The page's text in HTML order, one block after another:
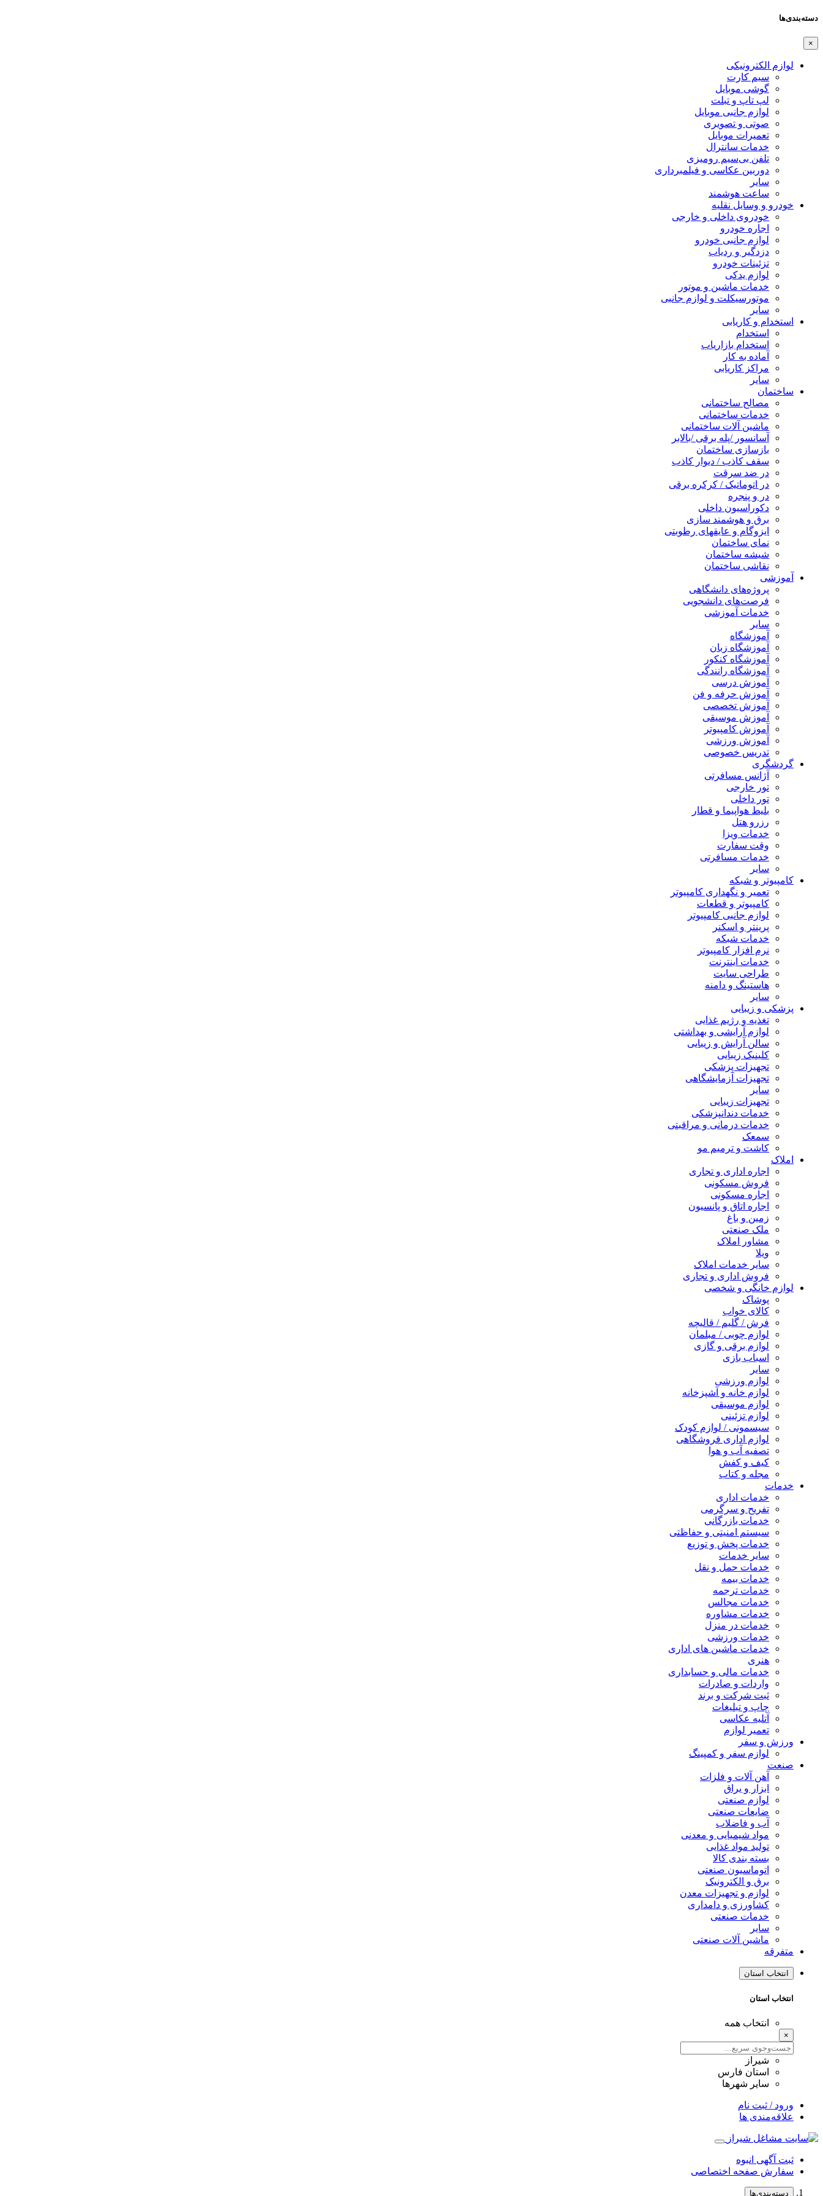
دسته‌بندی‌ها
×
لوازم الکترونیکی
سیم کارت
گوشی موبایل
لپ تاپ و تبلت
لوازم جانبی موبایل
صوتی و تصویری
تعمیرات موبایل
خدمات سانترال
تلفن بی‌سیم رومیزی
دوربین عکاسی و فیلمبرداری
سایر
ساعت هوشمند
خودرو و وسایل نقلیه
خودروی داخلی و خارجی
اجاره خودرو
لوازم جانبی خودرو
دزدگیر و ردیاب
تزئینات خودرو
لوازم یدکی
خدمات ماشین و موتور
موتورسیکلت و لوازم جانبی
سایر
استخدام و کاریابی
استخدام
استخدام بازاریاب
آماده به کار
مراکز کاریابی
سایر
ساختمان
مصالح ساختمانی
خدمات ساختمانی
ماشین آلات ساختمانی
آسانسور /پله برقی /بالابر
بازسازی ساختمان
سقف کاذب / دیوار کاذب
در ضد سرقت
در اتوماتیک / کرکره برقی
در و پنجره
دکوراسیون داخلی
برق و هوشمند سازی
ایزوگام و عایقهای رطوبتی
نمای ساختمان
شیشه ساختمان
نقاشی ساختمان
آموزشی
پروژه‌های دانشگاهی
فرصت‌های دانشجویی
خدمات آموزشی
سایر
آموزشگاه
آموزشگاه زبان
آموزشگاه کنکور
آموزشگاه رانندگی
آموزش درسی
آموزش حرفه و فن
آموزش تخصصی
آموزش موسیقی
آموزش کامپیوتر
آموزش ورزشی
تدریس خصوصی
گردشگری
آژانس مسافرتی
تور خارجی
تور داخلی
بلیط هواپیما و قطار
رزرو هتل
خدمات ویزا
وقت سفارت
خدمات مسافرتی
سایر
کامپیوتر و شبکه
تعمیر و نگهداری کامپیوتر
کامپیوتر و قطعات
لوازم جانبی کامپیوتر
پرینتر و اسکنر
خدمات شبکه
نرم افزار کامپیوتر
خدمات اینترنت
طراحی سایت
هاستینگ و دامنه
سایر
پزشکی و زیبایی
تغذیه و رژیم غذایی
لوازم آرایشی و بهداشتی
سالن آرایش و زیبایی
کلینیک زیبایی
تجهیزات پزشکی
تجهیزات آزمایشگاهی
سایر
تجهیزات زیبایی
خدمات دندانپزشکی
خدمات درمانی و مراقبتی
سمعک
کاشت و ترمیم مو
املاک
اجاره اداری و تجاری
فروش مسکونی
اجاره مسکونی
اجاره اتاق و پانسیون
زمین و باغ
ملک صنعتی
مشاور املاک
ویلا
سایر خدمات املاک
فروش اداری و تجاری
لوازم خانگی و شخصی
پوشاک
کالای خواب
فرش / گلیم / قالیچه
لوازم چوبی / مبلمان
لوازم برقی و گازی
اسباب بازی
سایر
لوازم ورزشی
لوازم خانه و آشپزخانه
لوازم موسیقی
لوازم تزئینی
سیسمونی / لوازم کودک
لوازم اداری فروشگاهی
تصفیه آب و هوا
کیف و کفش
مجله و کتاب
خدمات
خدمات اداری
تفریح و سرگرمی
خدمات بازرگانی
سیستم امنیتی و حفاظتی
خدمات پخش و توزیع
سایر خدمات
خدمات حمل و نقل
خدمات بیمه
خدمات ترجمه
خدمات مجالس
خدمات مشاوره
خدمات در منزل
خدمات ورزشی
خدمات ماشین های اداری
هنری
خدمات مالی و حسابداری
واردات و صادرات
ثبت شرکت و برند
چاپ و تبلیغات
آتلیه عکاسی
تعمیر لوازم
ورزش و سفر
لوازم سفر و کمپینگ
صنعت
آهن آلات و فلزات
ابزار و یراق
لوازم صنعتی
ضایعات صنعتی
آب و فاضلاب
مواد شیمیایی و معدنی
تولید مواد غذایی
بسته بندی کالا
اتوماسیون صنعتی
برق و الکترونیک
لوازم و تجهیزات معدن
کشاورزی و دامداری
خدمات صنعتی
سایر
ماشین آلات صنعتی
متفرقه
انتخاب استان
انتخاب استان
انتخاب همه
×
شیراز
استان فارس
سایر شهرها
ورود / ثبت نام
علاقه‌مندی ها
ثبت آگهی انبوه
سفارش صفحه اختصاصی
دسته‌بندی‌ها